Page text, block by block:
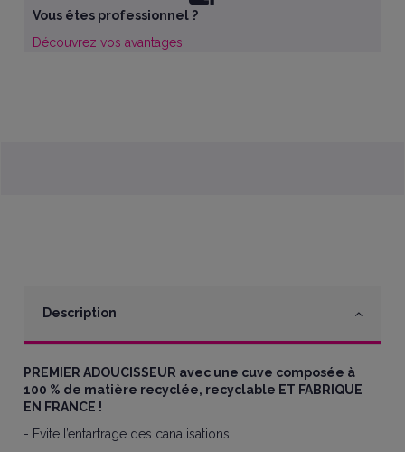
Vous êtes professionnel ?
Découvrez vos avantages
Description
PREMIER ADOUCISSEUR avec une cuve composée à
100 % de matière recyclée, recyclable ET FABRIQUE
EN FRANCE !
- Evite l’entartrage des canalisations